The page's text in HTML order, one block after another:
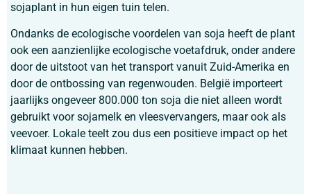
sojaplant in hun eigen tuin telen.
Ondanks de ecologische voordelen van soja heeft de plant
ook een aanzienlijke ecologische voetafdruk, onder andere
door de uitstoot van het transport vanuit Zuid-Amerika en
door de ontbossing van regenwouden. België importeert
jaarlijks ongeveer 800.000 ton soja die niet alleen wordt
gebruikt voor sojamelk en vleesvervangers, maar ook als
veevoer. Lokale teelt zou dus een positieve impact op het
klimaat kunnen hebben.